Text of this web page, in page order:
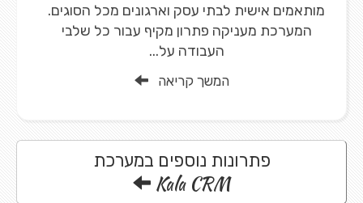
מותאמים אישית לבתי עסק וארגונים מכל הסוגים.
המערכת מעניקה פתרון מקיף עבור כל שלבי
העבודה על...
המשך קריאה
פתרונות נוספים במערכת
Kala CRM